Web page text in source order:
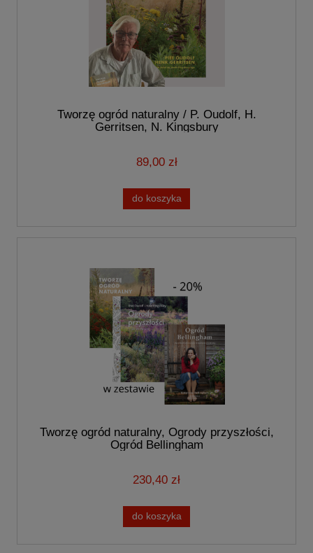
Tworzę ogród naturalny / P. Oudolf, H.
Gerritsen, N. Kingsbury
89,00 zł
do koszyka
Tworzę ogród naturalny, Ogrody przyszłości,
Ogród Bellingham
230,40 zł
do koszyka